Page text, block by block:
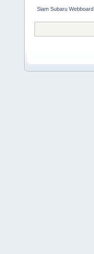
Siam Subaru Webboard